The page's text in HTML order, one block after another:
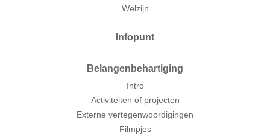
Welzijn
Infopunt
Belangenbehartiging
Intro
Activiteiten of projecten
Externe vertegenwoordigingen
Filmpjes